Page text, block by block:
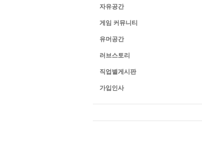
자유공간
게임 커뮤니티
유머공간
러브스토리
직업별게시판
가입인사